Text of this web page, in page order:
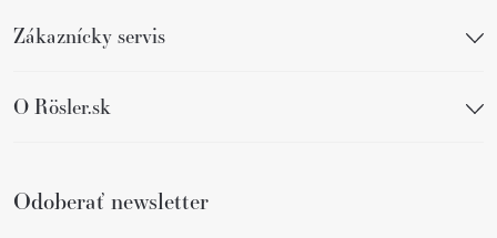
Zákaznícky servis
O Rösler.sk
Odoberať newsletter